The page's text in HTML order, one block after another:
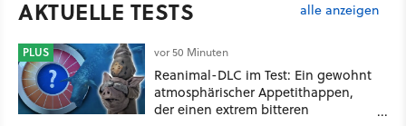
AKTUELLE TESTS alle anzeigen
PLUS vor 50 Minuten
Reanimal-DLC im Test: Ein gewohnt
atmosphärischer Appetithappen,
der einen extrem bitteren